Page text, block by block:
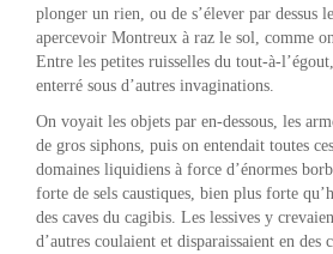
plonger un rien, ou de s’élever par dessus
apercevoir Montreux à raz le sol, comme
Entre les petites ruisselles du tout-à-
enterré sous d’autres invaginations.
On voyait les objets par en-dessous, les
de gros siphons, puis on entendait toutes
domaines liquidiens à force d’énormes
forte de sels caustiques, bien plus forte
des caves du cagibis. Les lessives y
d’autres coulaient et disparaissaient en des